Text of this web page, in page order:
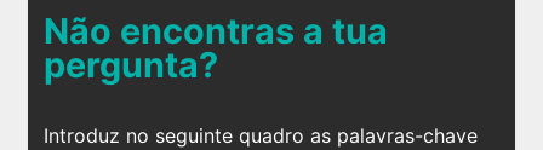
Não encontras a tua
pergunta?
Introduz no seguinte quadro as palavras-chave